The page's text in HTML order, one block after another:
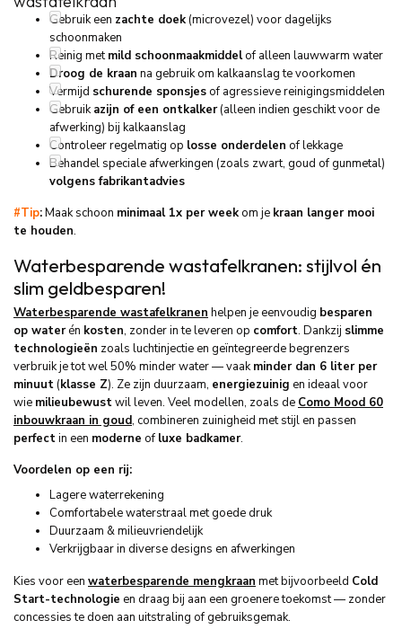
Gebruik een zachte doek(microvezel) voor dagelijks
schoonmaken
Reinig metmild schoonmaakmiddelof alleen lauwwarm water
Droog de kraan na gebruik om kalkaanslag te voorkomen
Vermijd schurende sponsjesof agressieve reinigingsmiddelen
Gebruikazijn of een ontkalker(alleen indien geschikt voor de
afwerking) bij kalkaanslag
Controleer regelmatig op losse onderdelen of lekkage
Behandel speciale afwerkingen (zoals zwart, goud of gunmetal)
volgens fabrikantadvies
#Tip:Maak schoon minimaal 1x per weekom je kraan langer mooi
te houden.
Waterbesparende wastafelkranen: stijlvol én
slim geldbesparen!
Waterbesparende wastafelkranen helpen je eenvoudig besparen
op waterén kosten, zonder in te leveren op comfort. Dankzij slimme
technologieën zoals luchtinjectie en geïntegreerde begrenzers
verbruik je tot wel 50% minder water — vaakminder dan 6 liter per
minuut(klasse Z). Ze zijn duurzaam, energiezuinig en ideaal voor
wie milieubewustwil leven. Veel modellen, zoals de Como Mood 60
inbouwkraan in goud, combineren zuinigheid met stijl en passen
perfectin een moderne of luxe badkamer.
Voordelen op een rij:
Lagere waterrekening
Comfortabele waterstraal met goede druk
Duurzaam & milieuvriendelijk
Verkrijgbaar in diverse designs en afwerkingen
Kies voor een waterbesparende mengkraan met bijvoorbeeld Cold
Start-technologie en draag bij aan een groenere toekomst — zonder
concessies te doen aan uitstraling of gebruiksgemak.